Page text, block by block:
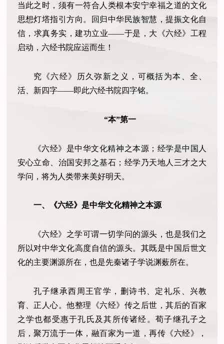
当此之时，须有一符合人类根本安宁幸福之道的文化
思想灯塔指引方向。回归中华民族智慧，提振文化自
信，求真务实，建功立业——于是，大《六经》工程
启动，六经书院应运而生！
究《六经》历久弥新之义，可概括为本、全、
活、新四字——即此六经书院四字铭。
“本”第一
《六经》是中华文化精神之本源；经学是中国人
安心立命、治国安邦之基石；经学乃天地人三才之大
学问，将为人类带来美好明天。
一、《六经》是中华文化精神之本源
《六经》之学可谓一切学问的源头，也是我们之
所以对中华文化高度自信的源头。其既是中国后世文
化的主要渊源所在，也是先秦诸子学说渊薮所在。
孔子继承西周王官学，删诗书、定礼乐、兴教
育、正人心。他整理《六经》传之后世，其后的百家
之学也都受惠于孔氏及其所传诸经。荀子继孔子之
后，聚万流于一体，融百家为一道，再传《六经》，